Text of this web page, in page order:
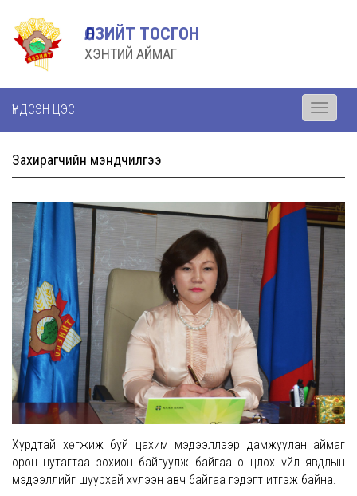
ӨЛЗИЙТ ТОСГОН
ХЭНТИЙ АЙМАГ
ҮНДСЭН ЦЭС
Toggle
Захирагчийн мэндчилгээ
Хурдтай хөгжиж буй цахим мэдээллээр дамжуулан аймаг
орон нутагтаа зохион байгуулж байгаа онцлох үйл явдлын
мэдээллийг шуурхай хүлээн авч байгаа гэдэгт итгэж байна.